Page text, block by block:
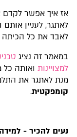
אז איך אפשר לקדם
לאתגר, לעניין
לאבד את כל הכיתה
במאמר זה נציג
למצויינותואותה כל
מנת לאתגר את
קומפקטית.
נעים להכיר -